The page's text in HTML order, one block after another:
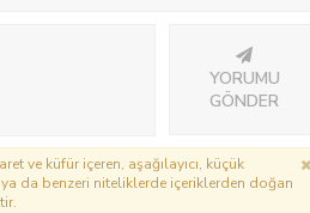
YORUMU
GÖNDER
ve küfür içeren, aşağılayıcı, küçük
da benzeri niteliklerde içeriklerden doğan